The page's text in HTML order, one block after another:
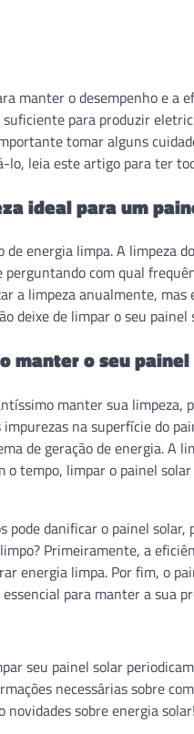
manter o desempenho e a
para produzir
tomar alguns
lo, leia este artigo para ter
ideal para um
de energia limpa. A
com qual
a limpeza anualmente,
deixe de limpar o seu
manter o seu
manter sua
na superfície do
de geração de energia.
o tempo, limpar o painel
danificar o painel
Primeiramente, a
energia limpa. Por fim, o
para manter a sua
seu painel solar
necessárias sobre
sobre energia solar!